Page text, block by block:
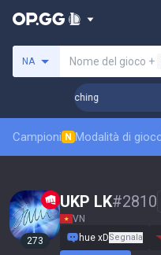
NA Nome del gioco +
Coaching
Campioni N Modalità di
273
UKP LK#2810
VN
hue xDSegnala